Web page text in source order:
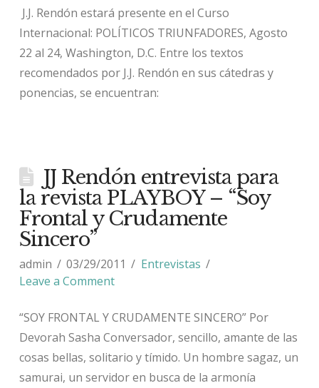
J.J. Rendón estará presente en el Curso
Internacional: POLÍTICOS TRIUNFADORES, Agosto
22 al 24, Washington, D.C. Entre los textos
recomendados por J.J. Rendón en sus cátedras y
ponencias, se encuentran:
JJ Rendón entrevista para
la revista PLAYBOY – “Soy
Frontal y Crudamente
Sincero”
admin 03/29/2011
Entrevistas
Leave a Comment
“SOY FRONTAL Y CRUDAMENTE SINCERO” Por
Devorah Sasha Conversador, sencillo, amante de las
cosas bellas, solitario y tímido. Un hombre sagaz, un
samurai, un servidor en busca de la armonía